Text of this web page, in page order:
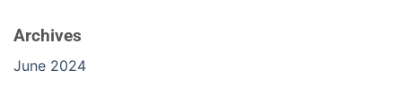
Archives
June 2024